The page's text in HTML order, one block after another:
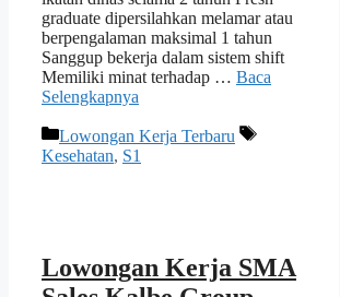
graduate dipersilahkan melamar atau
berpengalaman maksimal 1 tahun
Sanggup bekerja dalam sistem shift
Memiliki minat terhadap … Baca
Selengkapnya
Kategori
Lowongan Kerja Terbaru
Tag
Kesehatan, S1
Lowongan Kerja SMA